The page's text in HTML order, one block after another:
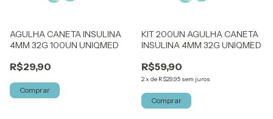
AGULHA CANETA INSULINA
4MM 32G 100UN UNIQMED
R$29,90
KIT 200UN AGULHA CANETA
INSULINA 4MM 32G UNIQMED
R$59,90
2x de R$29,95 sem juros